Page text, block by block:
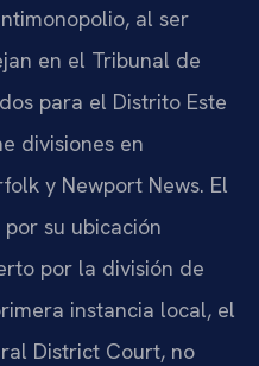
al ser
en el Tribunal de
para el Distrito Este
divisiones en
y Newport News. El
su ubicación
por la división de
instancia local, el
District Court, no